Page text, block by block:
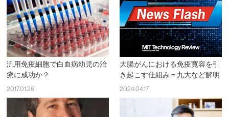
汎用免疫細胞で白血病幼児の治
療に成功か？
2017.01.26
大腸がんにおける免疫寛容を引
き起こす仕組み＝九大など解明
2024.04.17